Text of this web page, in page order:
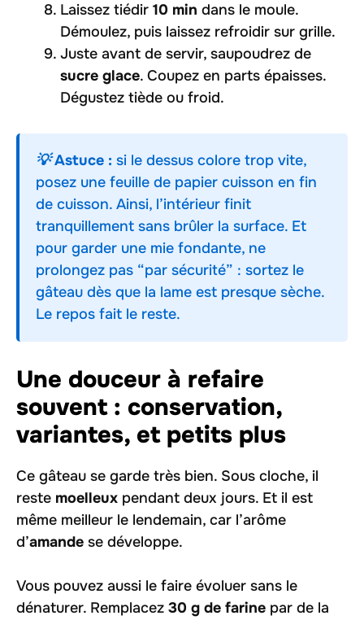
Laissez tiédir 10 min dans le moule.
Démoulez, puis laissez refroidir sur grille.
Juste avant de servir, saupoudrez de
sucre glace. Coupez en parts épaisses.
Dégustez tiède ou froid.
💡 Astuce : si le dessus colore trop vite,
posez une feuille de papier cuisson en fin
de cuisson. Ainsi, l’intérieur finit
tranquillement sans brûler la surface. Et
pour garder une mie fondante, ne
prolongez pas “par sécurité” : sortez le
gâteau dès que la lame est presque sèche.
Le repos fait le reste.
Une douceur à refaire
souvent : conservation,
variantes, et petits plus
Ce gâteau se garde très bien. Sous cloche, il
reste moelleux pendant deux jours. Et il est
même meilleur le lendemain, car l’arôme
d’amande se développe.
Vous pouvez aussi le faire évoluer sans le
dénaturer. Remplacez 30 g de farine par de la